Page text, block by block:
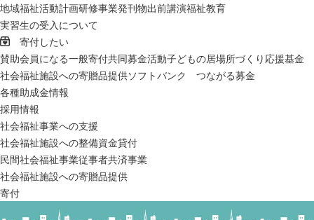
地域福祉活動計画研修事業発刊物出前講演福祉教育
実習生の受入について
寄付したい
賛助会員になる一般寄付共同募金活動子どもの居場所づくり応援基金
社会福祉施設への寄贈品提供ソフトバンク つながる募金
各種助成金情報
採用情報
社会福祉事業への支援
社会福祉施設への整備資金貸付
民間社会福祉事業従事者共済事業
社会福祉施設への寄贈品提供
寄付